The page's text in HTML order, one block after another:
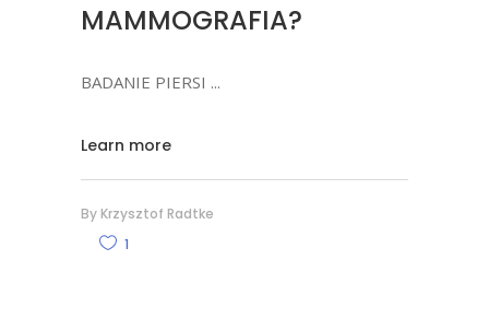
MAMMOGRAFIA?
BADANIE PIERSI
Learn more
By Krzysztof Radtke
1